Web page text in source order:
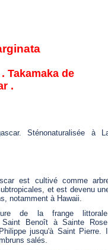
Takamaka de
.
Sténonaturalisée à
est cultivé comme
et est devenu
notamment à Hawaii.
de la frange
Benoît à Sainte
jusqu'à Saint Pierre.
salés.